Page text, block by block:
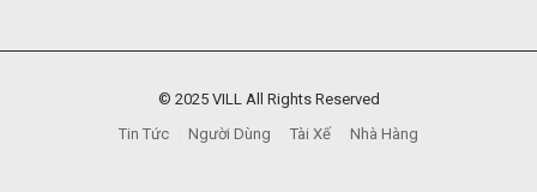
© 2025 VILL All Rights Reserved
Tin Tức
Người Dùng Tài Xế Nhà Hàng